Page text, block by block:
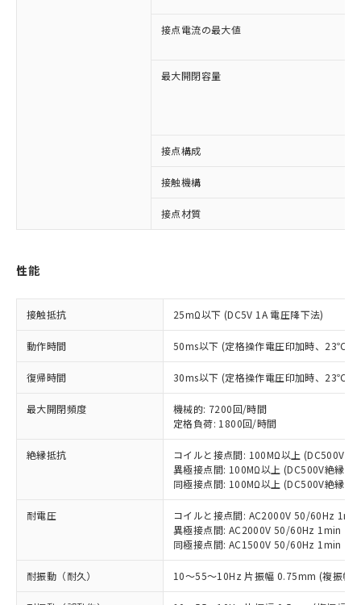
接点電流の最大値
最大開閉容量
接点構成
接触機構
接点材質
性能
接触抵抗 25mΩ以下 (DC5V 1A 電圧降下法)
動作時間 50ms以下 (定格操作電圧印加時、23℃、
復帰時間 30ms以下 (定格操作電圧印加時、23℃、
最大開閉頻度
機械的: 7200回/時間
定格負荷: 1800回/時間
絶縁抵抗
コイルと接点間: 100MΩ以上 (DC500V絶
異極接点間: 100MΩ以上 (DC500V絶縁抵
同極接点間: 100MΩ以上 (DC500V絶縁抵
耐電圧
コイルと接点間: AC2000V 50/60Hz 1min
異極接点間: AC2000V 50/60Hz 1min
同極接点間: AC1500V 50/60Hz 1min
耐振動（耐久） 10～55～10Hz 片振幅 0.75mm (複振幅
ご利用条件
以下の条件をお読みいただき、同意のうえ
本サービスは、当社制御機器事業取扱
商品の当社在庫状況および標準価格
(税抜)を提供させていただくもので
当社制御機器事業取扱商品の中には、
本サービスの対象外となる商品もある
ことをご了承ください。
在庫状況および標準価格照会結果は、
記載している更新日時点での社内デー
タに基づき作成されるものであり、閲
覧された時点での実際の在庫および標
準価格とは異なる場合があることをご
了承ください。
対応済み：EU RoHS指令（10物質）の
有に対応した製品に切り替える予定のある
商品です。
対応予定なし：EU RoHS指令（10物質）の
非含有に非対応の商品で、対応品を出す予
調査・確認中：EU RoHS指令（10物質）の
非含有の対応状況を調査中または確認中の
商品です。
非該当品：ライセンス料など無形物で、有
害物質有無と関係のない商品です。
仕入先様の事情により、非含有部品として
いたものが、含有品と判明した場合などや
むを得ず変更することがあります。
*EU RoHS指令（10物質）：
鉛(Pb) 1000ppm以下、 水銀(Hg) 1000ppm以下、 カド
ミウム(Cd) 100ppm以下、
六価クロム(Cr(Ⅵ)) 1000ppm以下、ポリ臭化ビフェニル
※1 中国RoHS○×表
「○」：最大均質材料含有率が中国RoHSの
基準値以下であることを示します。
「×」：最大均質材料含有率が中国RoHSの
基準値を超えていることを示します。
「－」：未確認です。当社販売部門へお問
*中国RoHS10物質の基準値 (GB/T26572)：
Pb(鉛) :1000ppm、 Hg(水銀) : 1000ppm、 Cd(カドミウ
ム) : 100ppm、
Cr(Ⅵ)(六価クロム) : 1000ppm、 PBBs(ポリ臭化ビフェ
ニル類) : 1000ppm、 PBDEs(ポリ臭化ジフェニルエーテ
当社は、これら貴社製品のうち、外国
為替および外国貿易法に定める商品
（以下｢規制貨物等」という）を輸出
または国外への提供する場合は、日本
国政府の輸出許可(または役務取引許
可)を取得するなどの必要な手続きを